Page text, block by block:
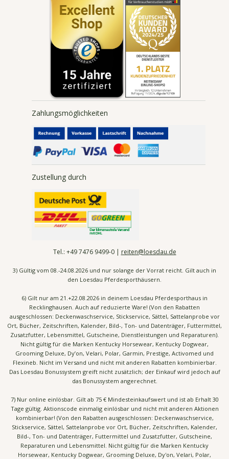
Zahlungsmöglichkeiten
Zustellung durch
Tel.: +49 74769499-0 | reiten@loesdau.de
3) Gültig vom 08.-24.08.2026 und nur solange der Vorrat reicht. Gilt auch in
den Loesdau Pferdesporthäusern.
6) Gilt nur am 21.+22.08.2026 in deinem Loesdau Pferdesporthaus in
Recklinghausen. Auch auf reduzierte Ware! (Von den Rabatten
ausgeschlossen: Deckenwaschservice, Stickservice, Sättel, Sattelanprobe vor
Ort, Bücher, Zeitschriften, Kalender, Bild-, Ton- und Datenträger, Futtermittel,
Zusatzfutter, Lebensmittel, Gutscheine, Dienstleistungen und Reparaturen).
Nicht gültig für die Marken Kentucky Horsewear, Kentucky Dogwear,
Grooming Deluxe, Dy’on, Velari, Polar, Garmin, Prestige, Activomed und
Flexineb. Nicht im Versand und nicht mit anderen Rabatten kombinierbar.
Das Loesdau Bonussystem greift nicht zusätzlich; der Einkauf wird jedoch auf
das Bonussystem angerechnet.
7) Nur online einlösbar. Gilt ab 75 € Mindesteinkaufswert und ist ab Erhalt 30
Tage gültig. Aktionscode einmalig einlösbar und nicht mit anderen Aktionen
kombinierbar! (Von den Rabatten ausgeschlossen: Deckenwaschservice,
Stickservice, Sättel, Sattelanprobe vor Ort, Bücher, Zeitschriften, Kalender,
Bild-, Ton- und Datenträger, Futtermittel und Zusatzfutter, Gutscheine,
Reparaturen und Lebensmittel. Nicht gültig für die Marken Kentucky
Horsewear, Kentucky Dogwear, Grooming Deluxe, Dy'on, Velari, Polar,